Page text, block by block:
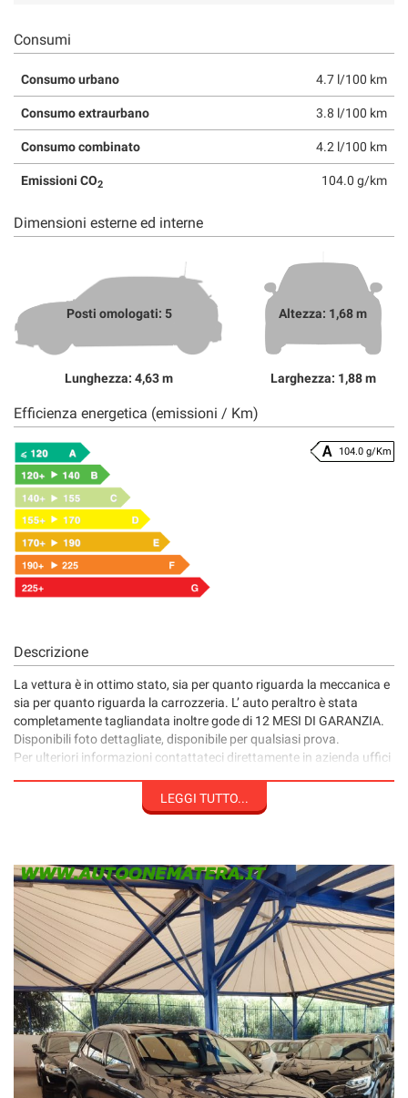
Consumi
Consumo urbano 4.7 l/100 km
Consumo extraurbano 3.8 l/100 km
Consumo combinato 4.2 l/100 km
Emissioni CO2 104.0 g/km
Dimensioni esterne ed interne
Posti omologati: 5
Lunghezza: 4,63 m
Altezza: 1,68 m
Larghezza: 1,88 m
Efficienza energetica (emissioni / Km)
104.0 g/Km
Descrizione
La vettura è in ottimo stato, sia per quanto riguarda la meccanica e
sia per quanto riguarda la carrozzeria. L’ auto peraltro è stata
completamente tagliandata inoltre gode di 12 MESI DI GARANZIA.
Disponibili foto dettagliate, disponibile per qualsiasi prova.
Per ulteriori informazioni contattateci direttamente in azienda uffici
sito WWW.AUTOONEMATERA.IT aggiornato sempre in tempo reale.
N.B .VERIFICARE LA CORRETTEZZA DEI DATI E DEGLI
LEGGI TUTTO...